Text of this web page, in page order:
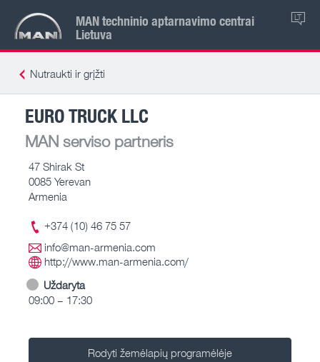
MAN techninio aptarnavimo centrai
Lietuva
LT
Nutraukti ir grįžti
EURO TRUCK LLC
MAN serviso partneris
47 Shirak St
0085 Yerevan
Armenia
+374 (10) 46 75 57
info@man-armenia.com
http://www.man-armenia.com/
Uždaryta
09:00 – 17:30
Rodyti žemėlapių programėlėje